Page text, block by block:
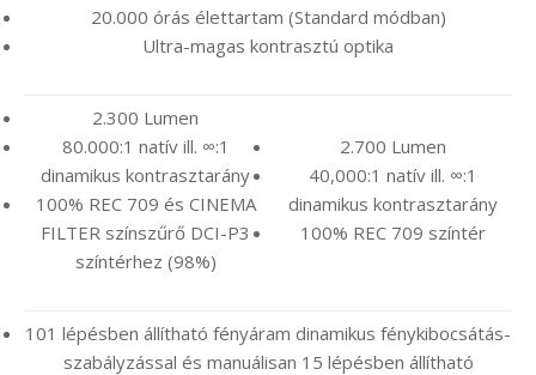
20.000 órás élettartam (Standard módban)
Ultra-magas kontrasztú optika
2.300 Lumen
80.000:1 natív ill. ∞:1
dinamikus kontrasztarány
100% REC 709 és CINEMA
FILTER színszűrő DCI-P3
színtérhez (98%)
2.700 Lumen
40,000:1 natív ill. ∞:1
dinamikus kontrasztarány
100% REC 709 színtér
101 lépésben állítható fényáram dinamikus fénykibocsátás-
szabályzással és manuálisan 15 lépésben állítható